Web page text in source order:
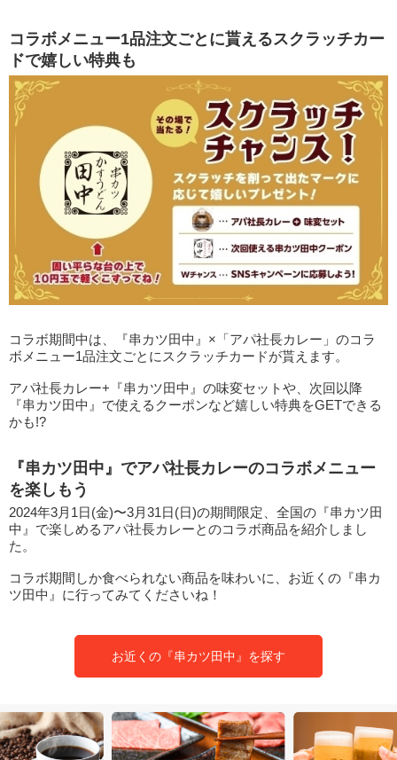
コラボメニュー1品注文ごとに貰えるスクラッチカー
ドで嬉しい特典も
コラボ期間中は、『串カツ田中』×「アパ社長カレー」のコラ
ボメニュー1品注文ごとにスクラッチカードが貰えます。
アパ社長カレー+『串カツ田中』の味変セットや、次回以降
『串カツ田中』で使えるクーポンなど嬉しい特典をGETできる
かも!?
『串カツ田中』でアパ社長カレーのコラボメニュー
を楽しもう
2024年3月1日(金)〜3月31日(日)の期間限定、全国の『串カツ田
中』で楽しめるアパ社長カレーとのコラボ商品を紹介しまし
た。
コラボ期間しか食べられない商品を味わいに、お近くの『串カ
ツ田中』に行ってみてくださいね！
お近くの『串カツ田中』を探す